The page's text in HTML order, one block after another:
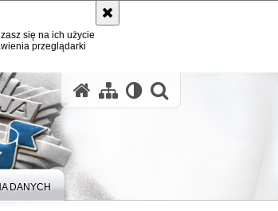
się na ich użycie
przeglądarki
DANYCH